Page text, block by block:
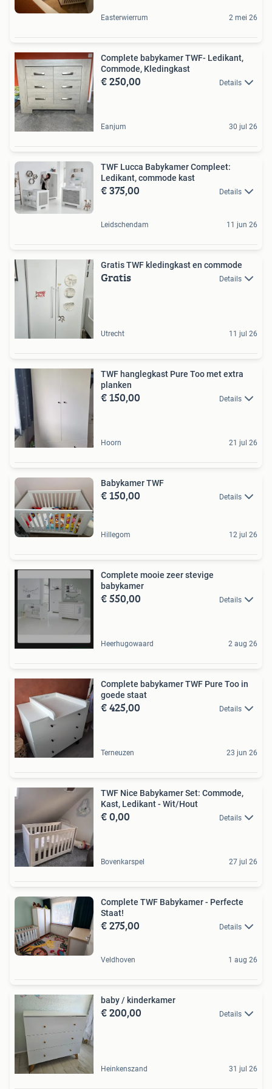
Easterwierrum 2 mei 26
Complete babykamer TWF- Ledikant,
Commode, Kledingkast
€ 250,00 Details
Eanjum 30 jul 26
TWF Lucca Babykamer Compleet:
Ledikant, commode kast
€ 375,00 Details
Leidschendam 11 jun 26
Gratis TWF kledingkast en commode
Gratis Details
Utrecht 11 jul 26
TWF hanglegkast Pure Too met extra
planken
€ 150,00 Details
Hoorn 21 jul 26
Babykamer TWF
€ 150,00 Details
Hillegom 12 jul 26
Complete mooie zeer stevige
babykamer
€ 550,00 Details
Heerhugowaard 2 aug 26
Complete babykamer TWF Pure Too in
goede staat
€ 425,00 Details
Terneuzen 23 jun 26
TWF Nice Babykamer Set: Commode,
Kast, Ledikant - Wit/Hout
€ 0,00 Details
Bovenkarspel 27 jul 26
Complete TWF Babykamer - Perfecte
Staat!
€ 275,00 Details
Veldhoven 1 aug 26
baby / kinderkamer
€ 200,00 Details
Heinkenszand 31 jul 26